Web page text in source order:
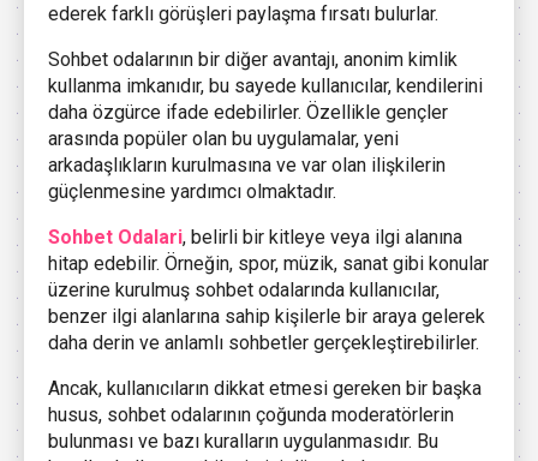
ederek farklı görüşleri paylaşma fırsatı bulurlar.
Sohbet odalarının bir diğer avantajı, anonim kimlik
kullanma imkanıdır, bu sayede kullanıcılar, kendilerini
daha özgürce ifade edebilirler. Özellikle gençler
arasında popüler olan bu uygulamalar, yeni
arkadaşlıkların kurulmasına ve var olan ilişkilerin
güçlenmesine yardımcı olmaktadır.
Sohbet Odalari, belirli bir kitleye veya ilgi alanına
hitap edebilir. Örneğin, spor, müzik, sanat gibi konular
üzerine kurulmuş sohbet odalarında kullanıcılar,
benzer ilgi alanlarına sahip kişilerle bir araya gelerek
daha derin ve anlamlı sohbetler gerçekleştirebilirler.
Ancak, kullanıcıların dikkat etmesi gereken bir başka
husus, sohbet odalarının çoğunda moderatörlerin
bulunması ve bazı kuralların uygulanmasıdır. Bu